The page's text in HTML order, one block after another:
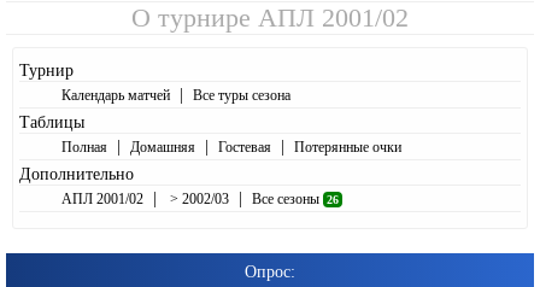
О турнире АПЛ 2001/02
Турнир
Календарь матчей | Все туры сезона
Таблицы
Полная | Домашняя | Гостевая | Потерянные очки
Дополнительно
АПЛ 2001/02 | > 2002/03 | Все сезоны 26
Опрос: